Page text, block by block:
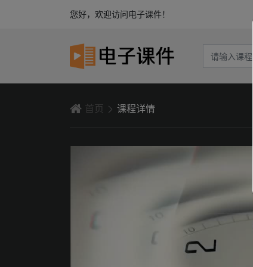
您好，欢迎访问电子课件！
首页 课程详情